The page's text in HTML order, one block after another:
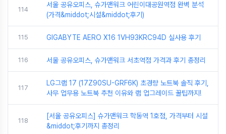
114
서울 공유오피스, 슈가맨워크 어린이대공원역점 완벽 분석
(가격&middot;시설&middot;후기)
115 GIGABYTE AERO X16 1VH93KRC94D 실사용 후기
116 서울 공유오피스, 슈가맨워크 서초역점 가격과 후기 총정리
117
LG그램 17 (17Z90SU-GRF6K) 초경량 노트북 솔직 후기,
사무 업무용 노트북 추천 이유와 램 업그레이드 꿀팁까지!
118
[서울 공유오피스] 슈가맨워크 학동역 1호점, 가격부터 시설
&middot;후기까지 총정리